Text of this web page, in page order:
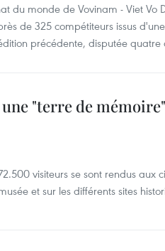
du monde de Vovinam - Viet Vo
de 325 compétiteurs issus
précédente, disputée quatre
une "terre de
visiteurs se sont rendus aux
et sur les différents sites